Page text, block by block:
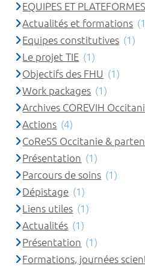
EQUIPES ET
Actualités et formations
Equipes constitutives (1)
Le projet TIE (1)
Objectifs des FHU (1)
Work packages (1)
Archives COREVIH
Actions (4)
CoReSS Occitanie &
Présentation (1)
Parcours de soins (1)
Dépistage (1)
Liens utiles (1)
Actualités (1)
Présentation (1)
Formations, journées